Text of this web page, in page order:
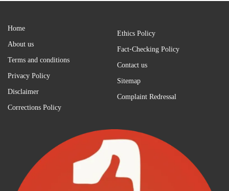
Home
About us
Terms and conditions
Privacy Policy
Disclaimer
Corrections Policy
Ethics Policy
Fact-Checking Policy
Contact us
Sitemap
Complaint Redressal